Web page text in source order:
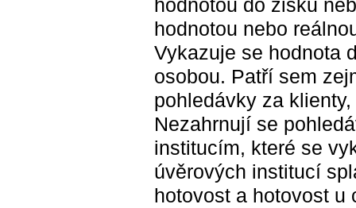
hodnotou do zisku
hodnotou nebo
Vykazuje se hodnota
osobou. Patří sem
pohledávky za
Nezahrnují se
institucím, které se
úvěrových institucí
hotovost a hotovost u